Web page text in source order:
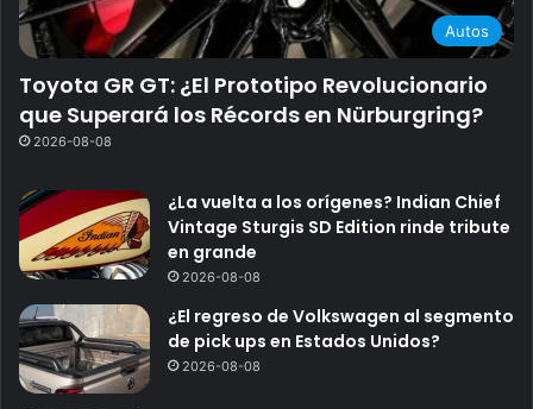
Autos
Toyota GR GT: ¿El Prototipo Revolucionario
que Superará los Récords en Nürburgring?
2026-08-08
¿La vuelta a los orígenes? Indian Chief
Vintage Sturgis SD Edition rinde tribute
en grande
2026-08-08
¿El regreso de Volkswagen al segmento
de pick ups en Estados Unidos?
2026-08-08